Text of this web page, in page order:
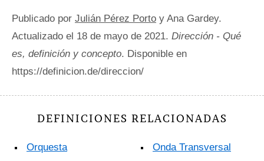
Publicado por Julián Pérez Porto y Ana Gardey.
Actualizado el 18 de mayo de 2021. Dirección - Qué
es, definición y concepto. Disponible en
https://definicion.de/direccion/
DEFINICIONES RELACIONADAS
Orquesta Onda Transversal